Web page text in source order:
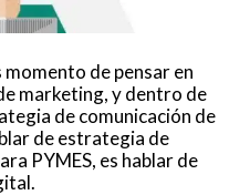
de pensar en
marketing, y dentro de
de comunicación de
de estrategia de
PYMES, es hablar de